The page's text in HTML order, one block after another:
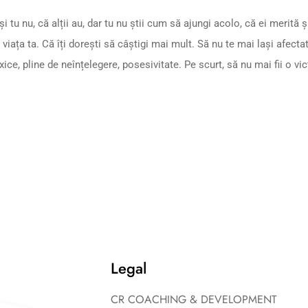
nu, că alții au, dar tu nu știi cum să ajungi acolo, că ei merită
ta. Că îți dorești să câștigi mai mult. Să nu te mai lași
pline de neînțelegere, posesivitate. Pe scurt, să nu mai fii o
Legal
CR COACHING & DEVELOPMENT